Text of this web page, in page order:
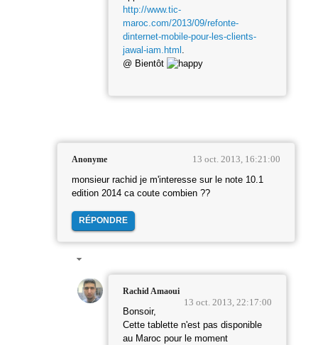
http://www.tic-
maroc.com/2013/09/refonte-
dinternet-mobile-pour-les-clients-
jawal-iam.html
@ Bientôt
Anonyme 13 oct. 2013, 16:21:00
monsieur rachid je m'interesse sur le note 10.1
edition 2014 ca coute combien ??
RÉPONDRE
Rachid Amaoui
13 oct. 2013, 22:17:00
Bonsoir,
Cette tablette n'est pas disponible
au Maroc pour le moment